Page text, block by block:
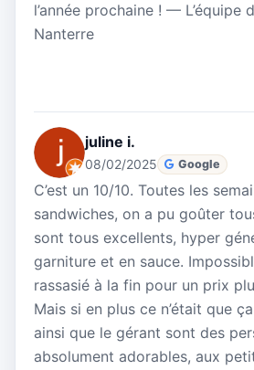
l’année prochaine ! — L’équipe
Nanterre
juline i.
08/02/2025 Google
C’est un 10/10. Toutes les
sandwiches, on a pu goûter
sont tous excellents, hyper
garniture et en sauce.
rassasié à la fin pour un prix
Mais si en plus ce n’était que
ainsi que le gérant sont des
absolument adorables, aux